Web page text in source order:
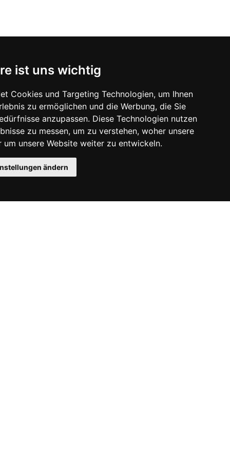
ist uns wichtig
Cookies und Targeting Technologien, um Ihnen
zu ermöglichen und die Werbung, die Sie
anzupassen. Diese Technologien nutzen
zu messen, um zu verstehen, woher unsere
um unsere Website weiter zu entwickeln.
ändern